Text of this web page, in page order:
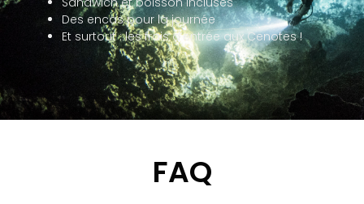
Des encas pour la journée
Et surtout : les frais d’entrée aux Cenotes !
FAQ